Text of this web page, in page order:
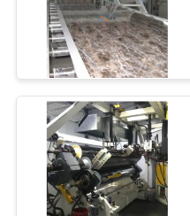
उद्धरण
का
अनुरोध
साइटमैप